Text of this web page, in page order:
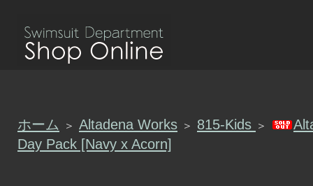
ホーム ＞ Altadena Works ＞ 815-Kids ＞
Day Pack [Navy x Acorn]